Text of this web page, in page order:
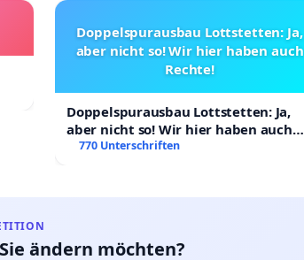
Doppelspurausbau Lottstetten: Ja,
aber nicht so! Wir hier haben auch
Rechte!
Doppelspurausbau Lottstetten: Ja,
aber nicht so! Wir hier haben auch
Rechte!
770 Unterschriften
ändern möchten?